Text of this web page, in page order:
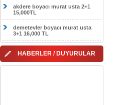
akdere boyacı murat usta 2+1
15,000TL
demetevler boyacı murat usta
3+1 16,000 TL
HABERLER / DUYURULAR